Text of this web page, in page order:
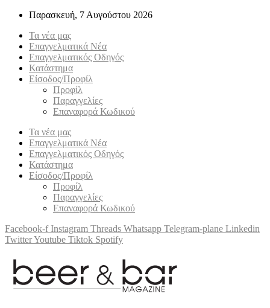
Παρασκευή, 7 Αυγούστου 2026
Τα νέα μας
Επαγγελματικά Νέα
Επαγγελματικός Οδηγός
Κατάστημα
Είσοδος/Προφίλ
Προφίλ
Παραγγελίες
Επαναφορά Κωδικού
Τα νέα μας
Επαγγελματικά Νέα
Επαγγελματικός Οδηγός
Κατάστημα
Είσοδος/Προφίλ
Προφίλ
Παραγγελίες
Επαναφορά Κωδικού
Facebook-f Instagram Threads Whatsapp Telegram-plane Linkedin
TwitterYoutube Tiktok Spotify